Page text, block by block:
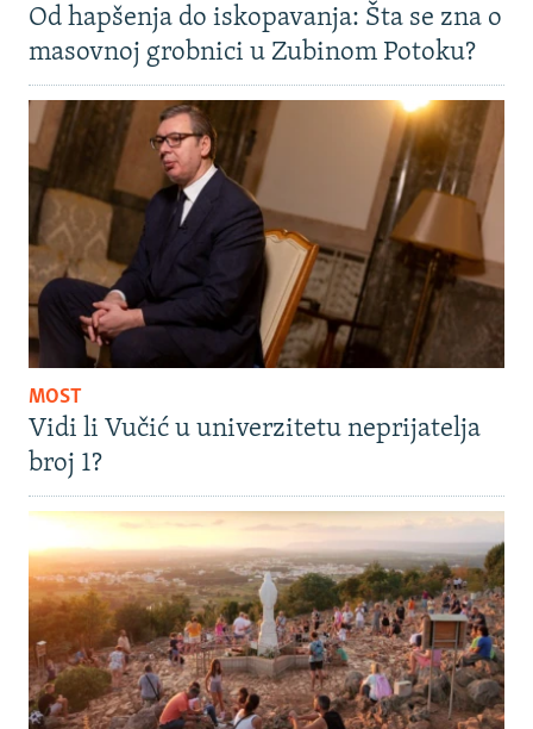
Od hapšenja do iskopavanja: Šta se zna o
masovnoj grobnici u Zubinom Potoku?
MOST
Vidi li Vučić u univerzitetu neprijatelja
broj 1?